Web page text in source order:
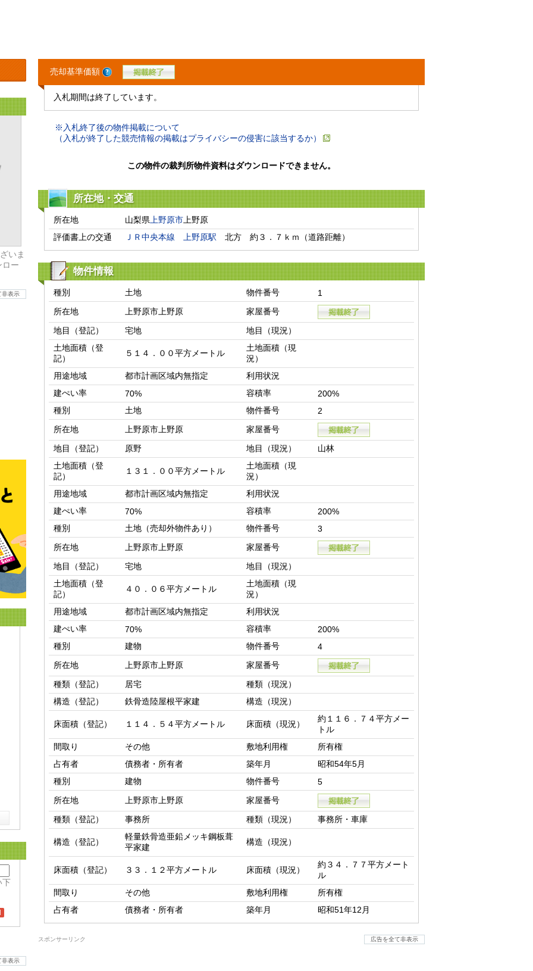
いま
ロー
非表示
下
非表示
売却基準価額
入札期間は終了しています。
※入札終了後の物件掲載について
（入札が終了した競売情報の掲載はプライバシーの侵害に該当するか）
この物件の裁判所物件資料はダウンロードできません。
所在地・交通
所在地 山梨県上野原市上野原
評価書上の交通
ＪＲ中央本線 上野原駅 北方　約３．７ｋｍ（道路距離）
物件情報
種別 土地 物件番号
1
所在地
上野原市上野原
家屋番号
地目（登記）
宅地
地目（現況）
土地面積（登
記）
５１４．００平方メートル
土地面積（現
況）
用途地域
都市計画区域内無指定
利用状況
建ぺい率
70% 容積率
200%
種別
土地 物件番号
2
所在地
上野原市上野原
家屋番号
地目（登記）
原野 地目（現況）
山林
土地面積（登
記）
１３１．００平方メートル
土地面積（現
況）
用途地域
都市計画区域内無指定
利用状況
建ぺい率
70% 容積率
200%
種別
土地（売却外物件あり） 物件番号
3
所在地
上野原市上野原
家屋番号
地目（登記）
宅地
地目（現況）
土地面積（登
記）
４０．０６平方メートル
土地面積（現
況）
用途地域
都市計画区域内無指定
利用状況
建ぺい率
70% 容積率
200%
種別
建物 物件番号
4
所在地
上野原市上野原
家屋番号
種類（登記）
居宅
種類（現況）
構造（登記）
鉄骨造陸屋根平家建 構造（現況）
床面積（登記） １１４．５４平方メートル 床面積（現況）
約１１６．７４平方メー
トル
間取り
その他 敷地利用権
所有権
占有者
債務者・所有者 築年月
昭和54年5月
種別
建物 物件番号
5
所在地
上野原市上野原
家屋番号
種類（登記）
事務所 種類（現況） 事務所・車庫
構造（登記）
軽量鉄骨造亜鉛メッキ鋼板葺
平家建
構造（現況）
床面積（登記） ３３．１２平方メートル 床面積（現況）
約３４．７７平方メート
ル
間取り
その他 敷地利用権
所有権
占有者
債務者・所有者 築年月 昭和51年12月
スポンサーリンク 広告を全て非表示